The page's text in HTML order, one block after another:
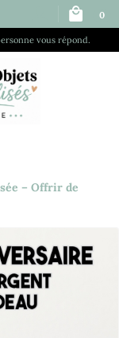
vous répond.
0
– Offrir de